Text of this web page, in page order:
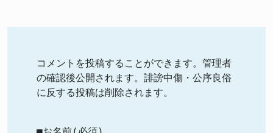
コメントを投稿することができます。管理者
の確認後公開されます。誹謗中傷・公序良俗
に反する投稿は削除されます。